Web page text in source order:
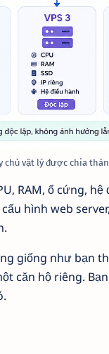
chủ vật lý được chia
RAM, ổ cứng,
hình web
giống như bạn
căn hộ riêng.